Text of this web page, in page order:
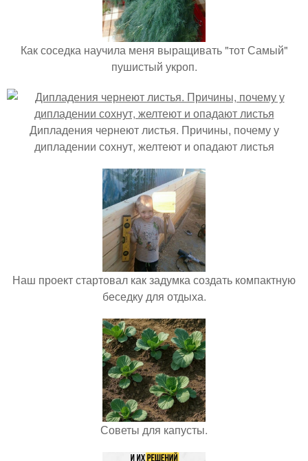
Как соседка научила меня выращивать "тот Самый"
пушистый укроп.
Дипладения чернеют листья. Причины, почему у
дипладении сохнут, желтеют и опадают листья
Наш проект стартовал как задумка создать компактную
беседку для отдыха.
Советы для капусты.